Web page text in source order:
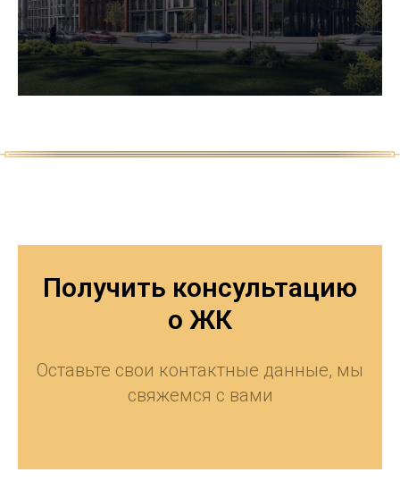
Получить консультацию
о ЖК
Оставьте свои контактные данные, мы
свяжемся с вами